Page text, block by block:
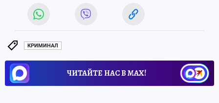
КРИМИНАЛ
ЧИТАЙТЕ НАС В МАХ!